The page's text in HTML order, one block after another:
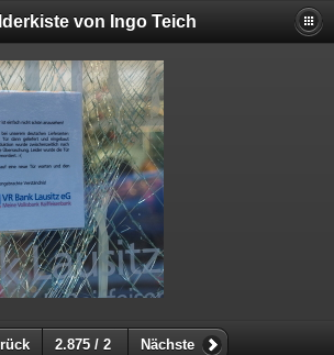
von Ingo Teich
2.875 / 2 Nächste